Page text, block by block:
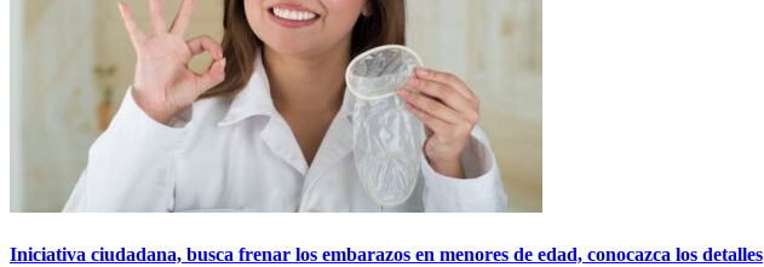
Iniciativa ciudadana, busca frenar los embarazos en menores de edad, conocazca los detalles